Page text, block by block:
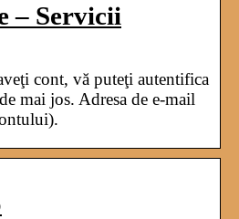
– Servicii
cont, vă puteţi autentifica
mai jos. Adresa de e-mail